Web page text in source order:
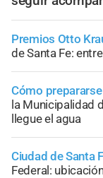
Premios Otto
de Santa Fe:
Cómo
la Municipalidad
llegue el agua
Ciudad de Santa
Federal: